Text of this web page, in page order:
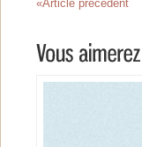
«Article précédent